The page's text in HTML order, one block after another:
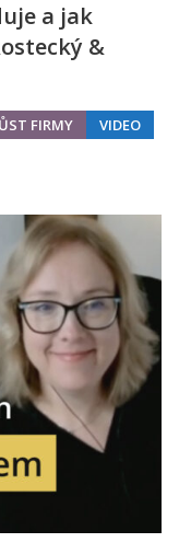
a jak
&
FIRMY VIDEO